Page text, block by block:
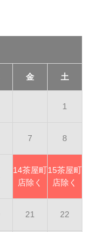
金 土
1
7 8
14茶屋町
店除く
15茶屋町
店除く
21 22